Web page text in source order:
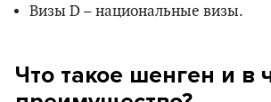
Визы D – национальные визы.
Что такое шенген и в